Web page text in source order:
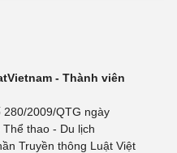
- Thành viên
2009/QTG ngày
thao - Du lịch
Truyền thông Luật Việt